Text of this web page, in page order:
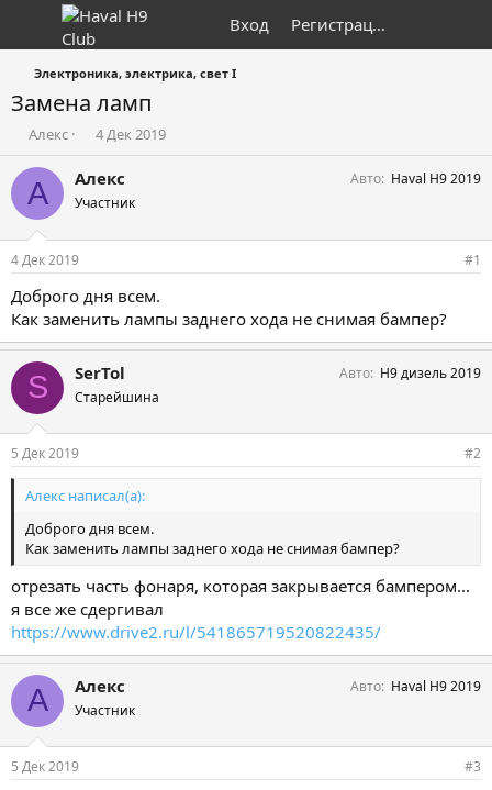
Вход Регистрация
Электроника, электрика, свет I
Замена ламп
А
т
о
т
е
м
ы
Алекс
Д
т
н
а
л
4 Дек 2019
А Алекс
Участник
Авто Haval H9 2019
4 Дек 2019 #1
Доброго дня всем.
Как заменить лампы заднего хода не снимая бампер?
S SerTol
Старейшина
Авто Н9 дизель 2019
5 Дек 2019 #2
Алекс написал(а):
Доброго дня всем.
Как заменить лампы заднего хода не снимая бампер?
отрезать часть фонаря, которая закрывается бампером...
я все же сдергивал
https://www.drive2.ru/l/541865719520822435/
А Алекс
Участник
Авто Haval H9 2019
5 Дек 2019 #3